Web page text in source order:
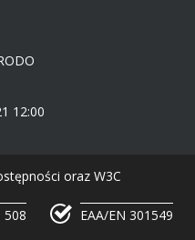
12:00
oraz W3C
508 EAA/EN 301549